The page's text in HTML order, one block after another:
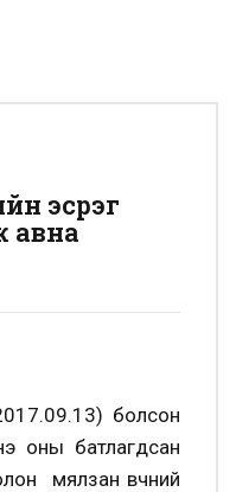
эсрэг
авна
болсон
оны батлагдсан
мялзан өвчний